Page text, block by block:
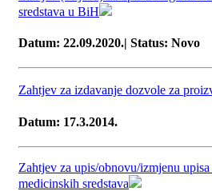
sredstava u BiH
Datum: 22.09.2020.| Status: Novo
Zahtjev za izdavanje dozvole za
Datum: 17.3.2014.
Zahtjev za upis/obnovu/izmjenu
medicinskih sredstava